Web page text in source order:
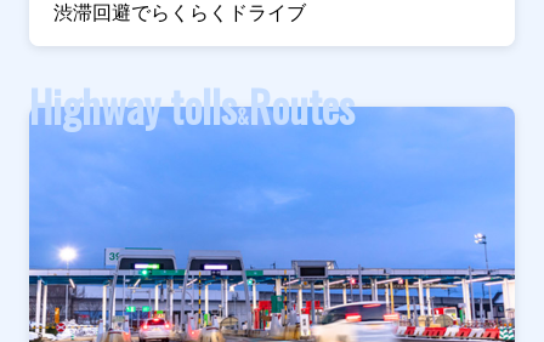
渋滞回避でらくらくドライブ
Highway tolls&Routes